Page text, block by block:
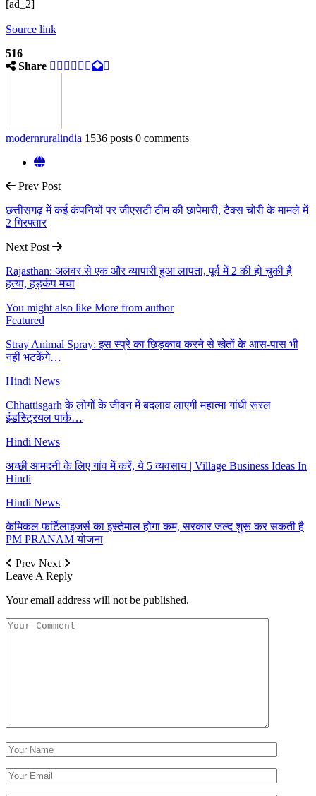
[ad_2]
Source link
516
Share
modernruralindia 1536 posts 0 comments
Prev Post
छत्तीसगढ़ में कई कंपनियों पर जीएसटी टीम की छापेमारी, टैक्स चोरी के मामले में
2 गिरफ्तार
Next Post
Rajasthan: अलवर से एक और व्यापारी हुआ लापता, पूर्व में 2 की हो चुकी है
हत्या, हड़कंप मचा
You might also like More from author
Featured
Stray Animal Spray: इस स्प्रे का छिड़काव करने से खेतों के आस-पास भी
नहीं भटकेंगे…
Hindi News
Chhattisgarh के लोगों के जीवन में बदलाव लाएगी महात्मा गांधी रूरल
इंडस्ट्रियल पार्क…
Hindi News
अच्छी आमदनी के लिए गांव में करें, ये 5 व्यवसाय | Village Business Ideas In
Hindi
Hindi News
केमिकल फर्टिलाइजर्स का इस्तेमाल होगा कम, सरकार जल्द शुरू कर सकती है
PM PRANAM योजना
Prev Next
Leave A Reply
Your email address will not be published.